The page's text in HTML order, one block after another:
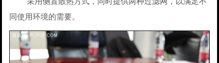
同使用环境的需要。